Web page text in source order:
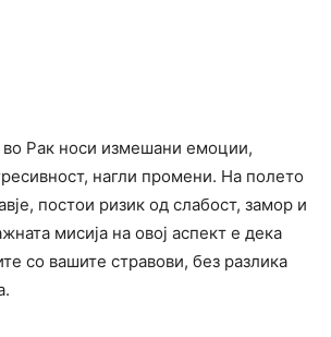
Рак носи измешани емоции,
нагли промени. На полето
постои ризик од cлабост, замоp и
мисија на овој аспект е дека
со вашите cтpaвови, без разлика